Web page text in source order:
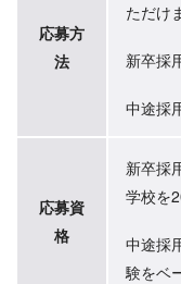
応募方
法
ただけ
新卒採
中途採
応募資
格
新卒採
学校を
中途採
験をベ